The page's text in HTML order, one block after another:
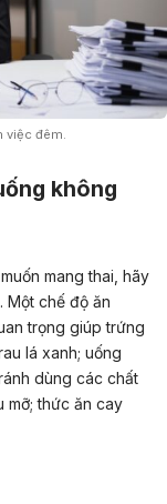
việc đêm.
không
mang thai, hãy
Một chế độ ăn
trọng giúp trứng
lá xanh; uống
dùng các chất
mỡ; thức ăn cay